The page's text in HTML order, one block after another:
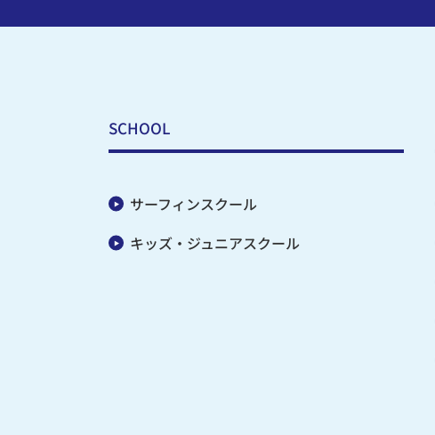
SCHOOL
サーフィンスクール
キッズ・ジュニアスクール